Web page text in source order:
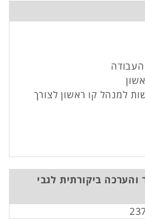
למנהל קו ראשון לצורך
והערכה ביקורתית לגבי